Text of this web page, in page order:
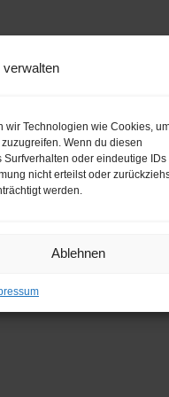
wir Technologien wie Cookies,
Wenn du diesen
oder eindeutige IDs
nicht erteilst oder
werden.
Ablehnen
großes
es Spaß macht und man
des Projektes, in
MORE